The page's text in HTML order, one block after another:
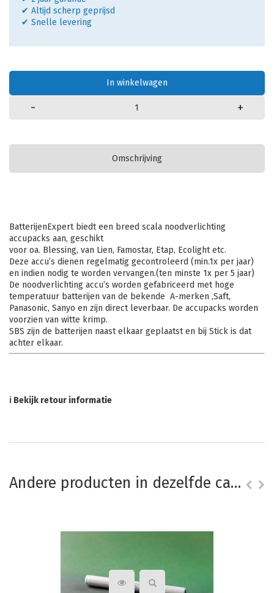
✔ Altijd scherp geprijsd
✔ Snelle levering
In winkelwagen
- +
Omschrijving
BatterijenExpert biedt een breed scala noodverlichting
accupacks aan, geschikt
voor oa. Blessing, van Lien, Famostar, Etap, Ecolight etc.
Deze accu’s dienen regelmatig gecontroleerd (min.1x per jaar)
en indien nodig te worden vervangen.(ten minste 1x per 5 jaar)
De noodverlichting accu’s worden gefabriceerd met hoge
temperatuur batterijen van de bekende A-merken ,Saft,
Panasonic, Sanyo en zijn direct leverbaar. De accupacks worden
voorzien van witte krimp.
SBS zijn de batterijen naast elkaar geplaatst en bij Stick is dat
achter elkaar.
ℹ Bekijk retour informatie
Andere producten in dezelfde categorie